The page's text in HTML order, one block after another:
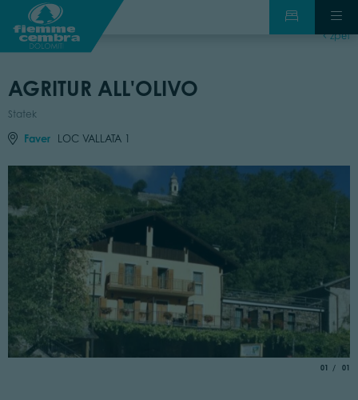
zpět
AGRITUR ALL'OLIVO
Statek
Faver LOC VALLATA 1
01 of
01